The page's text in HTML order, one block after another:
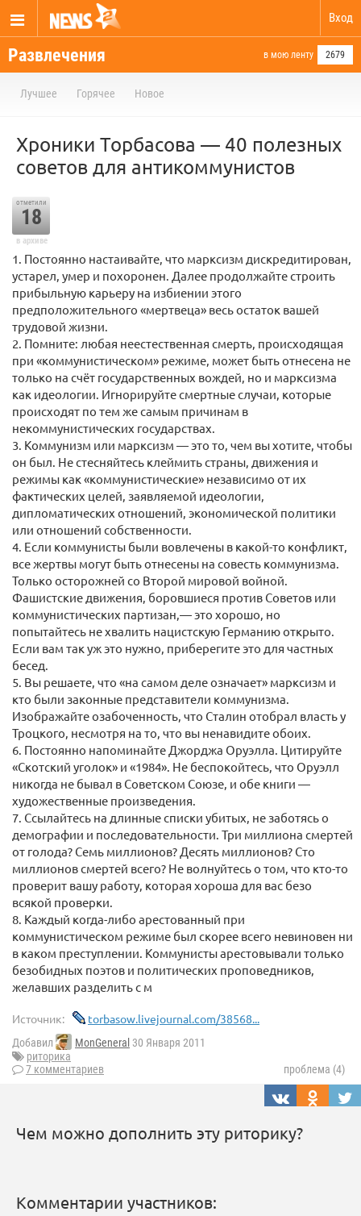
Вход
Развлечения в мою ленту 2679
Лучшее Горячее Новое
Хроники Торбасова — 40 полезных
советов для антикоммунистов
отметили
18
в архиве
1. Постоянно настаивайте, что марксизм дискредитирован,
устарел, умер и похоронен. Далее продолжайте строить
прибыльную карьеру на избиении этого
предположительного «мертвеца» весь остаток вашей
трудовой жизни.
2. Помните: любая неестественная смерть, происходящая
при «коммунистическом» режиме, может быть отнесена не
только на счёт государственных вождей, но и марксизма
как идеологии. Игнорируйте смертные случаи, которые
происходят по тем же самым причинам в
некоммунистических государствах.
3. Коммунизм или марксизм — это то, чем вы хотите, чтобы
он был. Не стесняйтесь клеймить страны, движения и
режимы как «коммунистические» независимо от их
фактических целей, заявляемой идеологии,
дипломатических отношений, экономической политики
или отношений собственности.
4. Если коммунисты были вовлечены в какой-то конфликт,
все жертвы могут быть отнесены на совесть коммунизма.
Только осторожней со Второй мировой войной.
Фашистские движения, боровшиеся против Советов или
коммунистических партизан,— это хорошо, но
попытайтесь не хвалить нацистскую Германию открыто.
Если вам так уж это нужно, приберегите это для частных
бесед.
5. Вы решаете, что «на самом деле означает» марксизм и
кто были законные представители коммунизма.
Изображайте озабоченность, что Сталин отобрал власть у
Троцкого, несмотря на то, что вы ненавидите обоих.
6. Постоянно напоминайте Джорджа Оруэлла. Цитируйте
«Скотский уголок» и «1984». Не беспокойтесь, что Оруэлл
никогда не бывал в Советском Союзе, и обе книги —
художественные произведения.
7. Ссылайтесь на длинные списки убитых, не заботясь о
демографии и последовательности. Три миллиона смертей
от голода? Семь миллионов? Десять миллионов? Сто
миллионов смертей всего? Не волнуйтесь о том, что кто-то
проверит вашу работу, которая хороша для вас безо
всякой проверки.
8. Каждый когда-либо арестованный при
коммунистическом режиме был скорее всего невиновен ни
в каком преступлении. Коммунисты арестовывали только
безобидных поэтов и политических проповедников,
желавших разделить с м
Источник: torbasow.livejournal.com/38568...
Добавил MonGeneral 30 Января 2011
риторика
7 комментариев
проблема (4)
Чем можно дополнить эту риторику?
Комментарии участников: